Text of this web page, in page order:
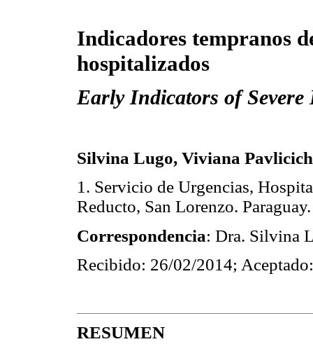
Indicadores tempranos
hospitalizados
Early Indicators of Severe
Silvina Lugo, Viviana
1. Servicio de Urgencias,
Reducto, San Lorenzo. Paraguay.
Correspondencia: Dra. Silvina
Recibido: 26/02/2014;
RESUMEN